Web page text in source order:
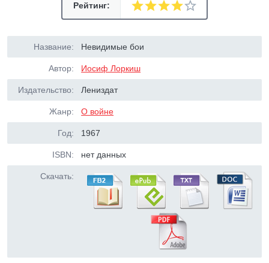
Рейтинг:
Название: Невидимые бои
Автор: Иосиф Лоркиш
Издательство: Лениздат
Жанр: О войне
Год: 1967
ISBN: нет данных
Скачать: